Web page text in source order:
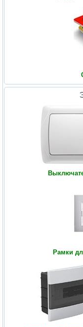
Рамки